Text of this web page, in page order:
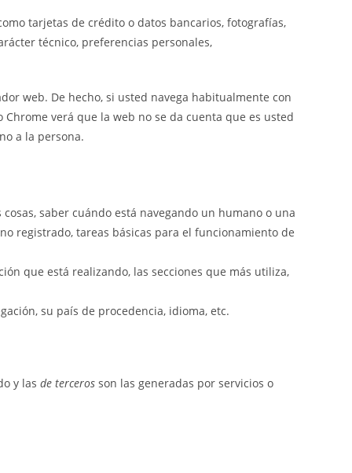
tarjetas de crédito o datos bancarios, fotografías,
técnico, preferencias personales,
web. De hecho, si usted navega habitualmente con
verá que la web no se da cuenta que es usted
a la persona.
saber cuándo está navegando un humano o una
registrado, tareas básicas para el funcionamiento de
que está realizando, las secciones que más utiliza,
su país de procedencia, idioma, etc.
y las de terceros son las generadas por servicios o